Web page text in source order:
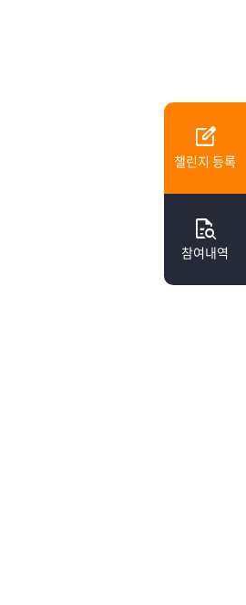
edit_square
챌린지 등록
quick_reference_all
참여내역